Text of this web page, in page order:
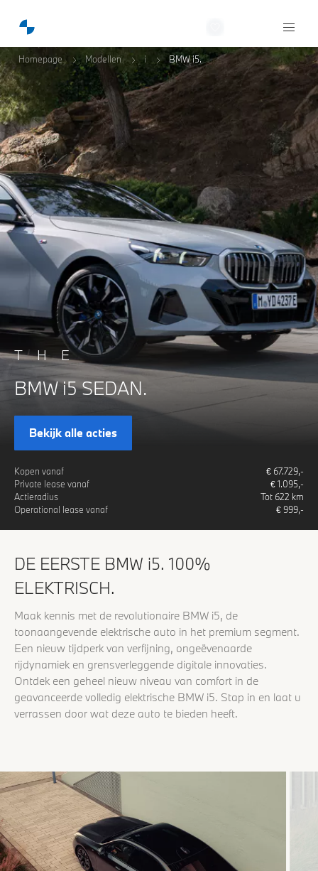
Homepage Modellen i BMW i5.
THE
BMW i5 SEDAN.
Bekijk alle acties
Kopen vanaf € 67.729,-
Private lease vanaf
€1.095,-
Actieradius
Tot 622 km
Operational lease vanaf
€999,-
DE EERSTE BMW i5. 100%
ELEKTRISCH.
Maak kennis met de revolutionaire BMW i5, de
toonaangevende elektrische auto in het premium segment.
Een nieuw tijdperk van verfijning, ongeëvenaarde
rijdynamiek en grensverleggende digitale innovaties.
Ontdek een geheel nieuw niveau van comfort in de
geavanceerde volledig elektrische BMW i5. Stap in en laat u
verrassen door wat deze auto te bieden heeft.